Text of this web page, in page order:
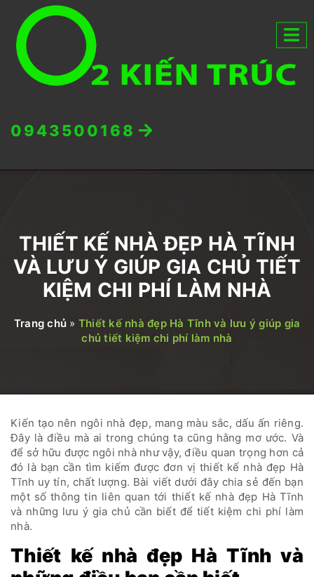
0943500168
THIẾT KẾ NHÀ ĐẸP HÀ TĨNH
VÀ LƯU Ý GIÚP GIA CHỦ TIẾT
KIỆM CHI PHÍ LÀM NHÀ
Trang chủ » Thiết kế nhà đẹp Hà Tĩnh và lưu ý giúp gia
chủ tiết kiệm chi phí làm nhà
Kiến tạo nên ngôi nhà đẹp, mang màu sắc, dấu ấn riêng.
Đây là điều mà ai trong chúng ta cũng hằng mơ ước. Và
để sở hữu được ngôi nhà như vậy, điều quan trọng hơn cả
đó là bạn cần tìm kiếm được đơn vị thiết kế nhà đẹp Hà
Tĩnh uy tín, chất lượng. Bài viết dưới đây chia sẻ đến bạn
một số thông tin liên quan tới thiết kế nhà đẹp Hà Tĩnh
và những lưu ý gia chủ cần biết để tiết kiệm chi phí làm
nhà.
Thiết kế nhà đẹp Hà Tĩnh và